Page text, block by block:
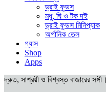
ড্রাই ফুডস
মধু, ঘি ও টক দই
ড্রাই ফুডস মিনিপ্যাক
অর্গানিক তেল
গ্যাস
Shop
Apps
দ্রুত, সাশ্রয়ী ও বিশ্বস্ত বাজারের